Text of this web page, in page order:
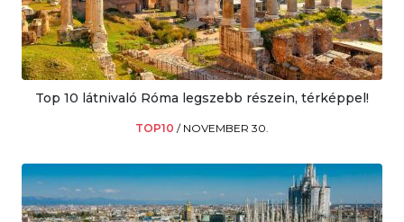
Top 10 látnivaló Róma legszebb részein, térképpel!
TOP10 / NOVEMBER 30.